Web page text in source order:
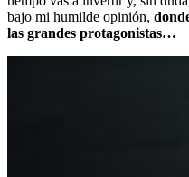
bajo mi humilde opinión,
las grandes protagonistas…